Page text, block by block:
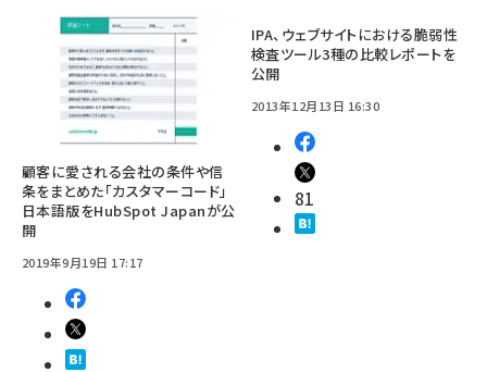
顧客に愛される会社の条件や信
条をまとめた「カスタマーコード」
日本語版をHubSpot Japanが公
開
2019年9月19日 17:17
IPA、ウェブサイトにおける脆弱性
検査ツール3種の比較レポートを
公開
2013年12月13日 16:30
81